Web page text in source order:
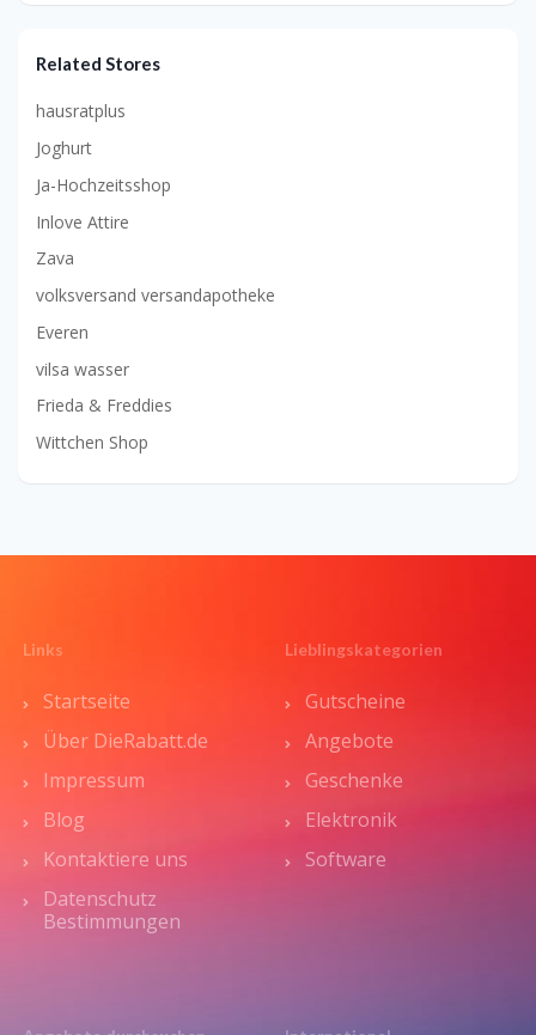
Related Stores
hausratplus
Joghurt
Ja-Hochzeitsshop
Inlove Attire
Zava
volksversand versandapotheke
Everen
vilsa wasser
Frieda & Freddies
Wittchen Shop
Links
Startseite
Über DieRabatt.de
Impressum
Blog
Kontaktiere uns
Datenschutz
Bestimmungen
Lieblingskategorien
Gutscheine
Angebote
Geschenke
Elektronik
Software